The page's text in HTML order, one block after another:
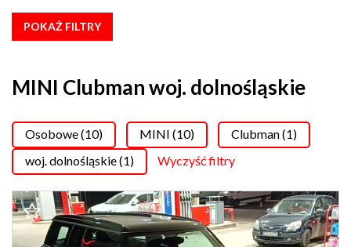
POKAŻ FILTRY
MINI Clubman woj. dolnośląskie
Osobowe (10) MINI (10)
Clubman (1)
woj. dolnośląskie (1)
Wyczyść filtry